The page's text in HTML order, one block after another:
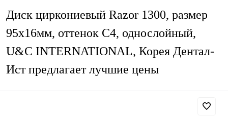
Диск циркониевый Razor 1300, размер
95х16мм, оттенок C4, однослойный,
U&C INTERNATIONAL, Корея Дентал-
Ист предлагает лучшие цены